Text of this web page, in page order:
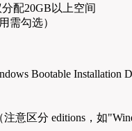
配20GB以上空间
需勾选）
Bootable Installation
意区分 editions，如